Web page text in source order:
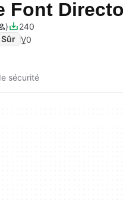
Font
240
V0
sécurité